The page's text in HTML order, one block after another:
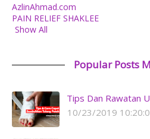
AzlinAhmad.com
PAIN RELIEF SHAKLEE
Show All
Popular Posts
Tips Dan Rawatan
10/23/2019